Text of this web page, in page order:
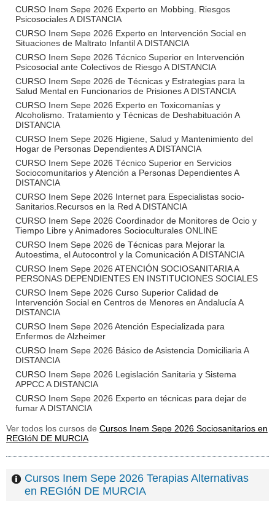
CURSO Inem Sepe 2026 Experto en Mobbing. Riesgos
Psicosociales A DISTANCIA
CURSO Inem Sepe 2026 Experto en Intervención Social en
Situaciones de Maltrato Infantil A DISTANCIA
CURSO Inem Sepe 2026 Técnico Superior en Intervención
Psicosocial ante Colectivos de Riesgo A DISTANCIA
CURSO Inem Sepe 2026 de Técnicas y Estrategias para la
Salud Mental en Funcionarios de Prisiones A DISTANCIA
CURSO Inem Sepe 2026 Experto en Toxicomanías y
Alcoholismo. Tratamiento y Técnicas de Deshabituación A
DISTANCIA
CURSO Inem Sepe 2026 Higiene, Salud y Mantenimiento del
Hogar de Personas Dependientes A DISTANCIA
CURSO Inem Sepe 2026 Técnico Superior en Servicios
Sociocomunitarios y Atención a Personas Dependientes A
DISTANCIA
CURSO Inem Sepe 2026 Internet para Especialistas socio-
Sanitarios.Recursos en la Red A DISTANCIA
CURSO Inem Sepe 2026 Coordinador de Monitores de Ocio y
Tiempo Libre y Animadores Socioculturales ONLINE
CURSO Inem Sepe 2026 de Técnicas para Mejorar la
Autoestima, el Autocontrol y la Comunicación A DISTANCIA
CURSO Inem Sepe 2026 ATENCIÓN SOCIOSANITARIA A
PERSONAS DEPENDIENTES EN INSTITUCIONES SOCIALES
CURSO Inem Sepe 2026 Curso Superior Calidad de
Intervención Social en Centros de Menores en Andalucía A
DISTANCIA
CURSO Inem Sepe 2026 Atención Especializada para
Enfermos de Alzheimer
CURSO Inem Sepe 2026 Básico de Asistencia Domiciliaria A
DISTANCIA
CURSO Inem Sepe 2026 Legislación Sanitaria y Sistema
APPCC A DISTANCIA
CURSO Inem Sepe 2026 Experto en técnicas para dejar de
fumar A DISTANCIA
Ver todos los cursos de Cursos Inem Sepe 2026 Sociosanitarios en
REGIóN DE MURCIA
Cursos Inem Sepe 2026 Terapias Alternativas
en REGIóN DE MURCIA